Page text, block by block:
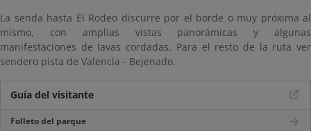
La senda hasta El Rodeo discurre por el borde o muy próxima al
mismo, con amplias vistas panorámicas y algunas
manifestaciones de lavas cordadas. Para el resto de la ruta ver
sendero pista de Valencia - Bejenado.
Guía del visitante
Folleto del parque